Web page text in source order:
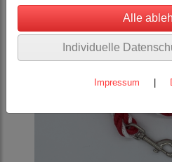
Individuelle
Impressum